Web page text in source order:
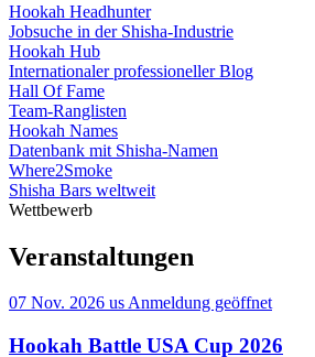
Hookah Headhunter
Jobsuche in der Shisha-Industrie
Hookah Hub
Internationaler professioneller Blog
Hall Of Fame
Team-Ranglisten
Hookah Names
Datenbank mit Shisha-Namen
Where2Smoke
Shisha Bars weltweit
Wettbewerb
Veranstaltungen
07 Nov. 2026 usAnmeldung geöffnet
Hookah Battle USA Cup 2026